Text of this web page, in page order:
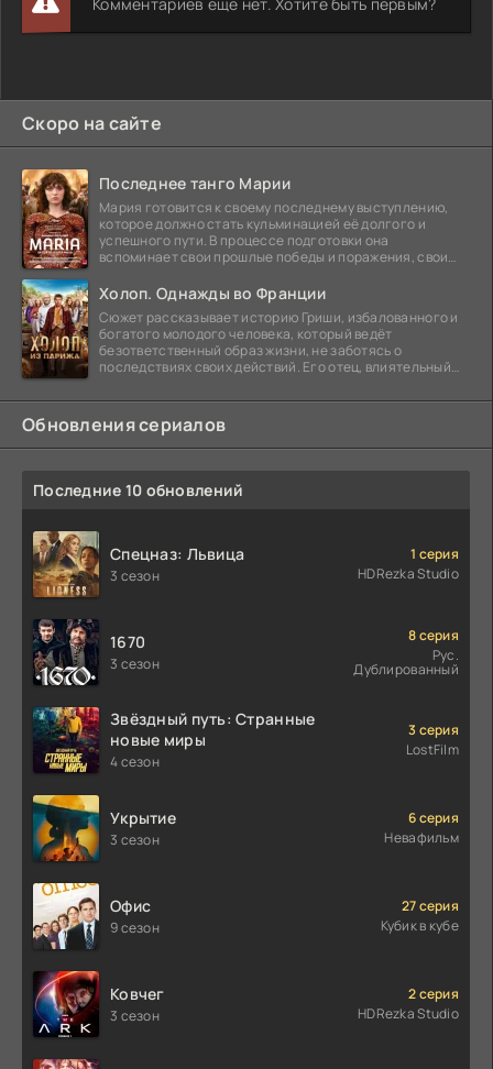
Скоро на сайте
Последнее танго Марии
Мария готовится к своему последнему выступлению,
которое должно стать кульминацией её долгого и
успешного пути. В процессе подготовки она
вспоминает свои прошлые победы и поражения, свои
Холоп. Однажды во Франции
Сюжет рассказывает историю Гриши, избалованного и
богатого молодого человека, который ведёт
безответственный образ жизни, не заботясь о
последствиях своих действий. Его отец, влиятельный
Обновления сериалов
Последние 10 обновлений
Спецназ: Львица
3 сезон
1 серия
HDRezka Studio
1670
3 сезон
8 серия
Рус.
Дублированный
Звёздный путь: Странные
новые миры
4 сезон
3 серия
LostFilm
Укрытие
3 сезон
6 серия
Невафильм
Офис
9 сезон
27 серия
Кубик в кубе
Ковчег
3 сезон
2 серия
HDRezka Studio